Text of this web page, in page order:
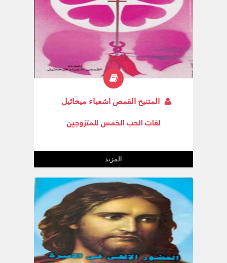
المتنيح القمص اشعياء ميخائيل
لغات الحب الخمس للمتزوجين
المزيد